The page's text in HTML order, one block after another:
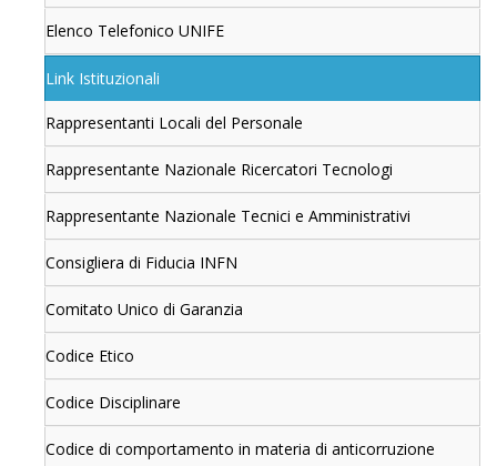
Elenco Telefonico UNIFE
Link Istituzionali
Rappresentanti Locali del Personale
Rappresentante Nazionale Ricercatori Tecnologi
Rappresentante Nazionale Tecnici e Amministrativi
Consigliera di Fiducia INFN
Comitato Unico di Garanzia
Codice Etico
Codice Disciplinare
Codice di comportamento in materia di anticorruzione